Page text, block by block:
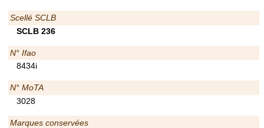
Scellé SCLB
SCLB 236
N° Ifao
8434i
N° MoTA
3028
Marques conservées